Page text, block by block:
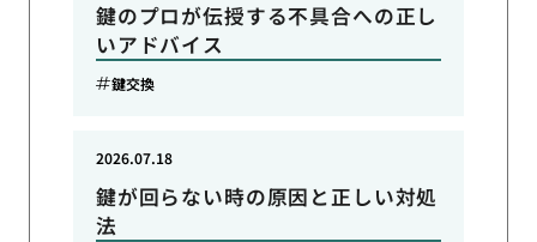
鍵のプロが伝授する不具合への正し
いアドバイス
鍵交換
鍵が回らない時の原因と正しい対処
法
2026.07.18